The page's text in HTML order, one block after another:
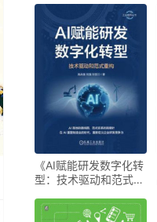
《AI赋能研发数字化转
型：技术驱动和范式重